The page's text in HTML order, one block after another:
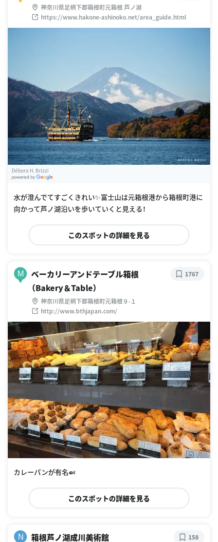
神奈川県足柄下郡箱根町元箱根 芦ノ湖
https://www.hakone-ashinoko.net/area_guide.html
Débora H. Brizzi
水が澄んでてすごくきれい✨富士山は元箱根港から箱根町港に
向かって芦ノ湖沿いを歩いていくと見える！
このスポットの詳細を見る
M
ベーカリーアンドテーブル箱根
（Bakery＆Table）
神奈川県足柄下郡箱根町元箱根９-１
http://www.bthjapan.com/
1767
カレーパンが有名🍛
このスポットの詳細を見る
N 箱根芦ノ湖成川美術館 158